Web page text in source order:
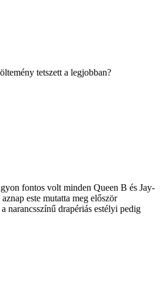
tetszett a legjobban?
fontos volt minden Queen B és Jay-
este mutatta meg először
narancsszínű drapériás estélyi pedig